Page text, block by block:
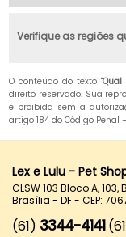
Verifique as regiões
O conteúdo do texto "Qual
direito reservado. Sua
é proibida sem a
artigo 184 do Código Penal –
Lex e Lulu - Pet
CLSW 103 Bloco A, 103,
Brasília - DF - CEP:
(61) 3344-4141